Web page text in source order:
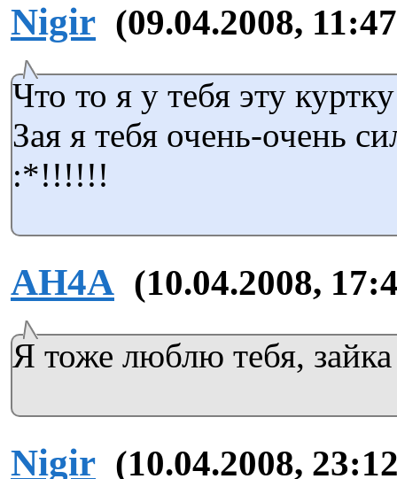
Nigir (09.04.2008,
Что то я у тебя эту
Зая я тебя очень-очень
:*!!!!!!
AH4A (10.04.2008,
Я тоже люблю тебя,
Nigir (10.04.2008,